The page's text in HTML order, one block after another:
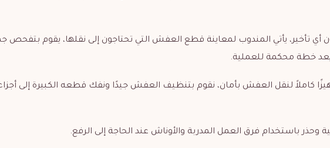
أي تأخير، يأتي المندوب لمعاينة قطع العفش التي تحتاجون إلى نقلها، يقوم بتفحص
خطة محكمة للعملية.
كاملاً لنقل العفش بأمان، نقوم بتنظيف العفش جيدًا ونفك قطعه الكبيرة إلى
وحذر باستخدام فرق العمل المدربة والأوناش عند الحاجة إلى الرفع.